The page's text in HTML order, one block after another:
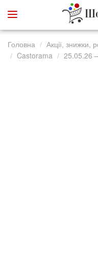
Головна
Акції, знижки,
Castorama
25.05.26